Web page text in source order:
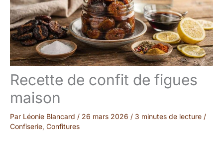
Recette de confit de figues
maison
Par Léonie Blancard / 26 mars 2026 / 3 minutes de lecture /
Confiserie, Confitures